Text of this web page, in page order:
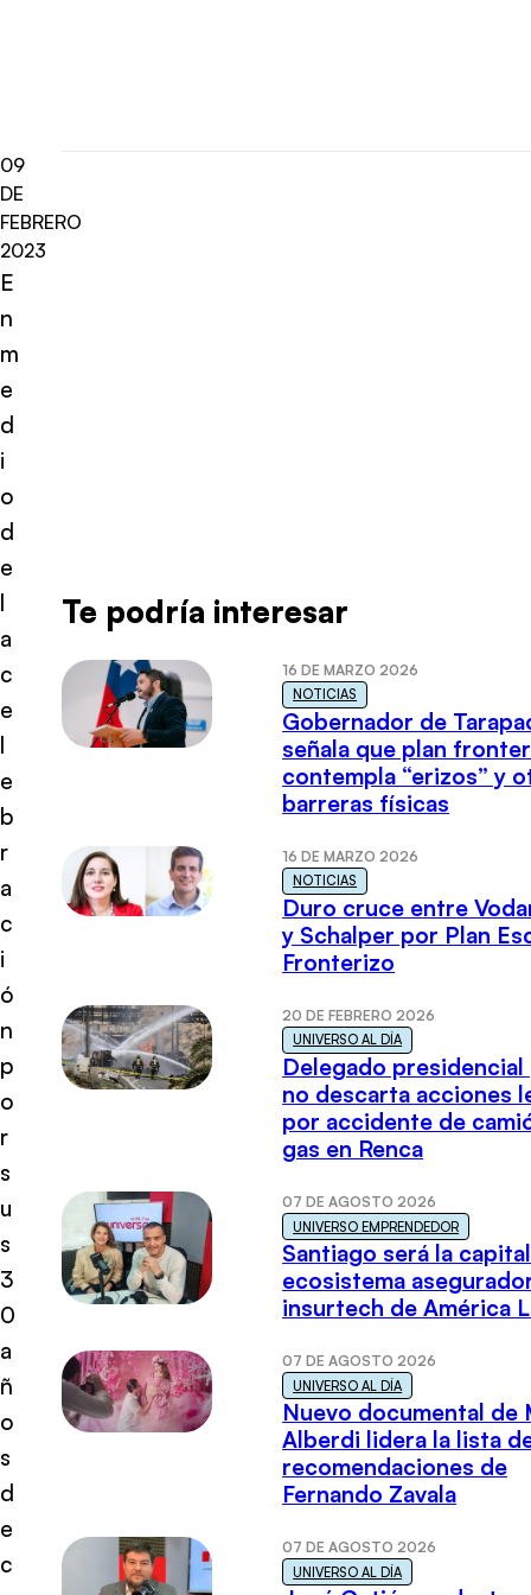
09
DE
FEBRERO
2023
E
n
m
e
d
i
o
d
e
l
a
c
e
l
e
b
r
a
c
i
ó
n
p
o
r
s
u
s
3
0
a
ñ
o
s
d
e
c
Te podría interesar
16 DE MARZO 2026
NOTICIAS
Gobernador de
señala que plan
contempla “erizos” y
barreras físicas
16 DE MARZO 2026
NOTICIAS
Duro cruce entre
y Schalper por Plan
Fronterizo
20 DE FEBRERO 2026
UNIVERSO AL DÍA
Delegado presidencial
no descarta acciones
por accidente de
gas en Renca
07 DE AGOSTO 2026
UNIVERSO EMPRENDEDOR
Santiago será la
ecosistema
insurtech de América
07 DE AGOSTO 2026
UNIVERSO AL DÍA
Nuevo documental de
Alberdi lidera la lista
recomendaciones de
Fernando Zavala
07 DE AGOSTO 2026
UNIVERSO AL DÍA